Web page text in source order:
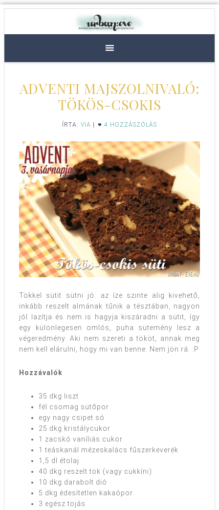
ADVENTI MAJSZOLNIVALÓ:
TÖKÖS-CSOKIS
ÍRTA: VIA 4 HOZZÁSZÓLÁS
Tökkel sütit sütni jó: az íze szinte alig kivehető,
inkább reszelt almának tűnik a tésztában, nagyon
jól lazítja és nem is hagyja kiszáradni a sütit, így
egy különlegesen omlós, puha sütemény lesz a
végeredmény. Aki nem szereti a tököt, annak meg
nem kell elárulni, hogy mi van benne. Nem jön rá. :P
Hozzávalók
35 dkg liszt
fél csomag sütőpor
egy nagy csipet só
25 dkg kristálycukor
1 zacskó vaníliás cukor
1 teáskanál mézeskalács fűszerkeverék
1,5 dl étolaj
40 dkg reszelt tök (vagy cukkíni)
10 dkg darabolt dió
5 dkg édesítetlen kakaópor
3 egész tojás